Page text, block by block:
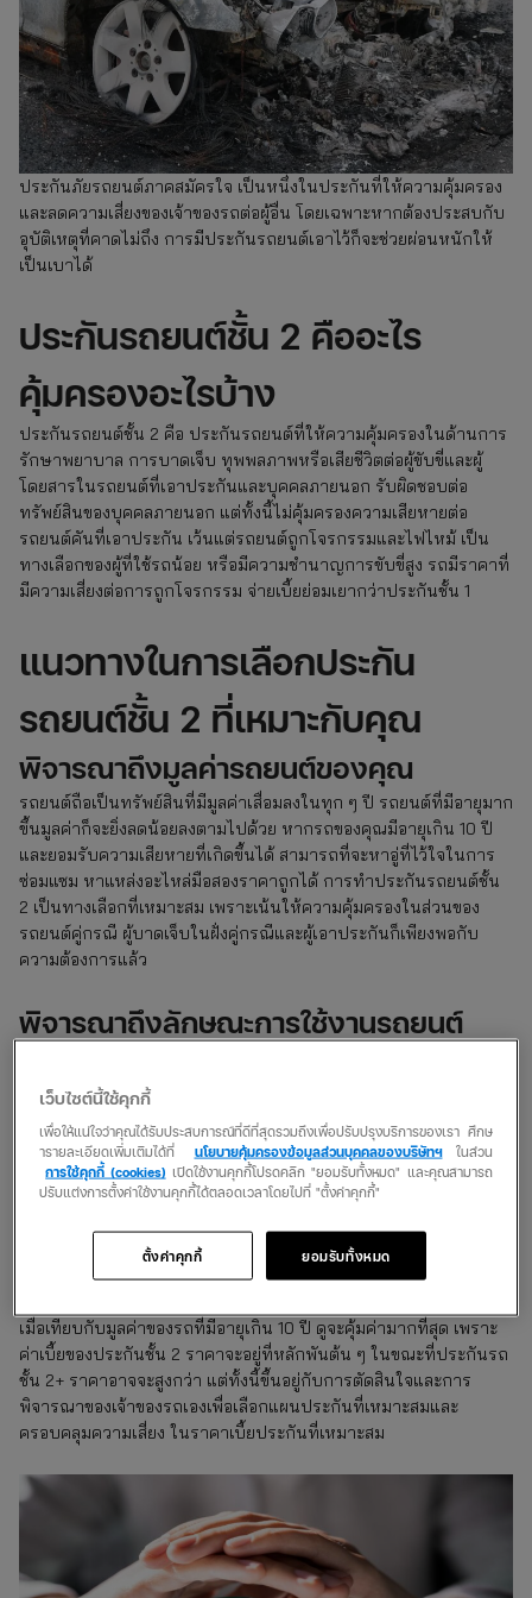
ประกันภัยรถยนต์ภาคสมัครใจ เป็นหนึ่งในประกันที่ให้ความคุ้มครอง
และลดความเสี่ยงของเจ้าของรถต่อผู้อื่น โดยเฉพาะหากต้องประสบกับ
อุบัติเหตุที่คาดไม่ถึง การมีประกันรถยนต์เอาไว้ก็จะช่วยผ่อนหนักให้
เป็นเบาได้
ประกันรถยนต์ชั้น 2 คืออะไร
คุ้มครองอะไรบ้าง
ประกันรถยนต์ชั้น 2 คือ ประกันรถยนต์ที่ให้ความคุ้มครองในด้านการ
รักษาพยาบาล การบาดเจ็บ ทุพพลภาพหรือเสียชีวิตต่อผู้ขับขี่และผู้
โดยสารในรถยนต์ที่เอาประกันและบุคคลภายนอก รับผิดชอบต่อ
ทรัพย์สินของบุคคลภายนอก แต่ทั้งนี้ไม่คุ้มครองความเสียหายต่อ
รถยนต์คันที่เอาประกัน เว้นแต่รถยนต์ถูกโจรกรรมและไฟไหม้ เป็น
ทางเลือกของผู้ที่ใช้รถน้อย หรือมีความชำนาญการขับขี่สูง รถมีราคาที่
มีความเสี่ยงต่อการถูกโจรกรรม จ่ายเบี้ยย่อมเยากว่าประกันชั้น 1
แนวทางในการเลือกประกัน
รถยนต์ชั้น 2 ที่เหมาะกับคุณ
พิจารณาถึงมูลค่ารถยนต์ของคุณ
รถยนต์ถือเป็นทรัพย์สินที่มีมูลค่าเสื่อมลงในทุก ๆ ปี รถยนต์ที่มีอายุมาก
ขึ้นมูลค่าก็จะยิ่งลดน้อยลงตามไปด้วย หากรถของคุณมีอายุเกิน 10 ปี
และยอมรับความเสียหายที่เกิดขึ้นได้ สามารถที่จะหาอู่ที่ไว้ใจในการ
ซ่อมแซม หาแหล่งอะไหล่มือสองราคาถูกได้ การทำประกันรถยนต์ชั้น
2 เป็นทางเลือกที่เหมาะสม เพราะเน้นให้ความคุ้มครองในส่วนของ
รถยนต์คู่กรณี ผู้บาดเจ็บในฝั่งคู่กรณีและผู้เอาประกันก็เพียงพอกับ
ความต้องการแล้ว
พิจารณาถึงลักษณะการใช้งานรถยนต์
หากรถยนต์ของคุณมีอายุยังไม่ถึง 10 ปีและมีการใช้งานที่บ่อย การ
เลือกประกันรถยนต์ชั้น 2 อาจไม่เหมาะ ควรจะขยับไปใช้งานประกัน
รถยนต์ชั้น 2+ดูจะเหมาะสมมากกว่า แต่ถ้ารถมีอายุเกิน 10 ปี ใช้งาน
ไม่บ่อย ประกันรถยนต์ชั้น 2 เหมาะสมที่สุด เพราะหากเกิดอุบัติเพียง
เล็กน้อยยังพอให้ประกันชั้น 2 คุ้มครองดูแลรถของคู่กรณีได้
พิจารณาถึงงบประมาณของคุณ
เมื่อเทียบกับมูลค่าของรถที่มีอายุเกิน 10 ปี ดูจะคุ้มค่ามากที่สุด เพราะ
ค่าเบี้ยของประกันชั้น 2 ราคาจะอยู่ที่หลักพันต้น ๆ ในขณะที่ประกันรถ
ชั้น 2+ ราคาอาจจะสูงกว่า แต่ทั้งนี้ขึ้นอยู่กับการตัดสินใจและการ
พิจารณาของเจ้าของรถเองเพื่อเลือกแผนประกันที่เหมาะสมและ
ครอบคลุมความเสี่ยง ในราคาเบี้ยประกันที่เหมาะสม
เว็บไซต์นี้ใช้คุกกี้
เพื่อให้แน่ใจว่าคุณได้รับประสบการณ์ที่ดีที่สุดรวมถึงเพื่อปรับปรุงบริการของเรา ศึกษ
ารายละเอียดเพิ่มเติมได้ที่
นโยบายคุ้มครองข้อมูลส่วนบุคคลของบริษัทฯในส่วน
การใช้คุกกี้ (cookies) เปิดใช้งานคุกกี้โปรดคลิก "ยอมรับทั้งหมด" และคุณสามารถ
ปรับแต่งการตั้งค่าใช้งานคุกกี้ได้ตลอดเวลาโดยไปที่ "ตั้งค่าคุกกี้"
ยอมรับทั้งหมด
ตั้งค่าคุกกี้